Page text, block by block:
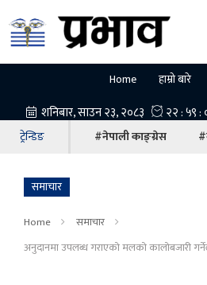
Home हाम्रो बारे
ट्रेन्डिङ #नेपाली काङ्ग्रेस
समाचार
Home
समाचार
अनुदानमा उपलब्ध गराएको मलको कालोबजारी